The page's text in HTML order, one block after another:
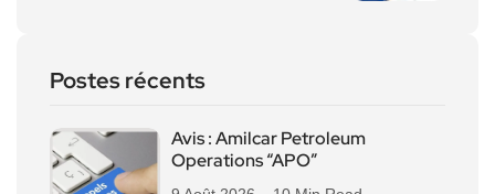
Postes récents
Avis : Amilcar Petroleum
Operations “APO”